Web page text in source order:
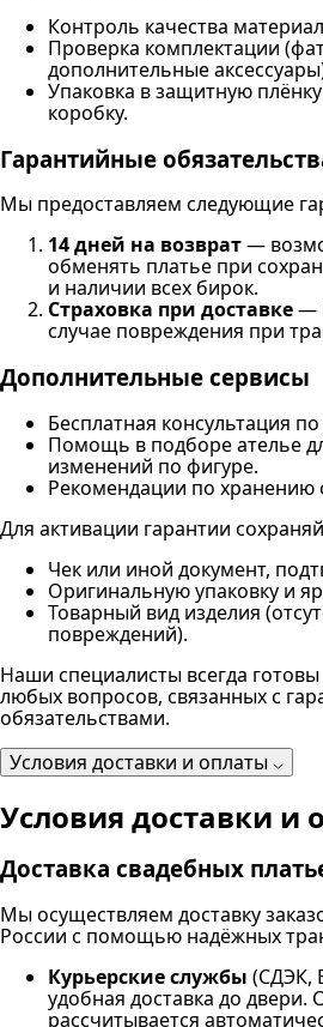
Контроль качества
Проверка комплектации
дополнительные
Упаковка в защитную
коробку.
Гарантийные
Мы предоставляем следующие
14 дней на возврат—
обменять платье при
и наличии всех бирок.
Страховка при доставке—
случае повреждения при
Дополнительные сервисы
Бесплатная консультация
Помощь в подборе ателье
изменений по фигуре.
Рекомендации по хранению
Для активации гарантии
Чек или иной документ,
Оригинальную упаковку и
Товарный вид изделия
повреждений).
Наши специалисты всегда
любых вопросов, связанных с
обязательствами.
Условия доставки и оплаты
Условия доставки и
Доставка свадебных
Мы осуществляем доставку
России с помощью надёжных
Курьерские службы (СДЭК,
удобная доставка до двери.
рассчитывается